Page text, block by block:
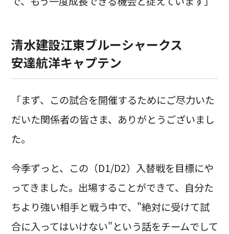
清水建設江東ブルーシャークス
安達航洋キャプテン
「まず、この試合を開催するためにご尽力いた
だいた関係者の皆さま、ありがとうございまし
た。
今季ずっと、この（D1/D2）入替戦を目標にや
ってきました。出場することができて、自分た
ちより強い相手と戦う中で、"絶対に受けて試
合に入ってはいけない"という話をチームでして